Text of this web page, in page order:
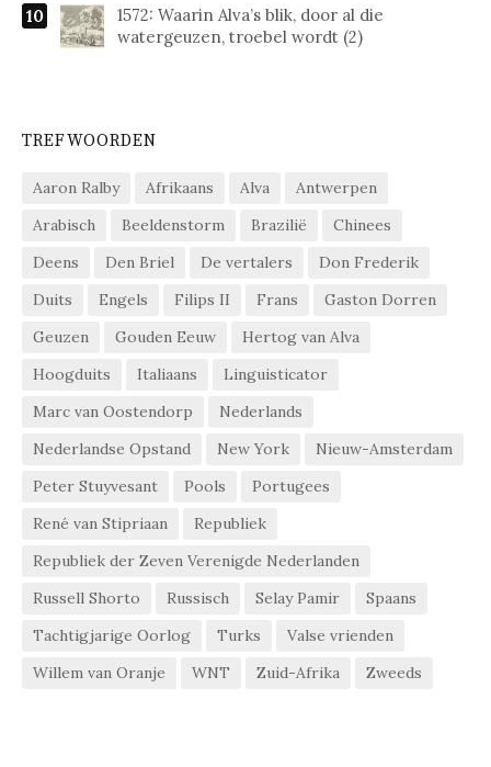
1572: Waarin Alva’s blik, door al die
watergeuzen, troebel wordt (2)
TREFWOORDEN
Aaron Ralby Afrikaans Alva
Antwerpen
Arabisch
Beeldenstorm Brazilië
Chinees
Deens
Den Briel De vertalers
Don Frederik
Duits
Engels Filips II Frans
Gaston Dorren
Geuzen
Gouden Eeuw
Hertog van Alva
Hoogduits
Italiaans
Linguisticator
Marc van Oostendorp
Nederlands
Nederlandse Opstand
New York
Nieuw-Amsterdam
Peter Stuyvesant
Pools
Portugees
René van Stipriaan
Republiek
Republiek der Zeven Verenigde Nederlanden
Russell Shorto
Russisch Selay Pamir
Spaans
Tachtigjarige Oorlog
Turks
Valse vrienden
Willem van Oranje
WNT Zuid-Afrika Zweeds